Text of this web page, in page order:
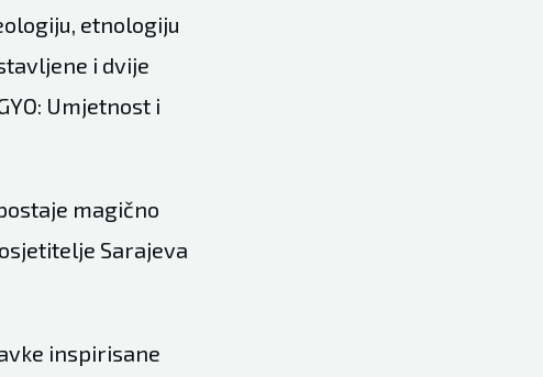
etnologiju
i dvije
Umjetnost i
magično
Sarajeva
inspirisane